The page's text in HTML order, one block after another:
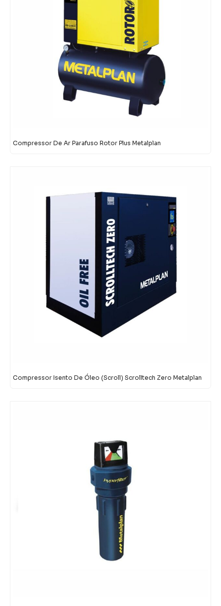
Compressor De Ar Parafuso Rotor Plus Metalplan
Compressor Isento De Óleo (Scroll) Scrolltech Zero Metalplan